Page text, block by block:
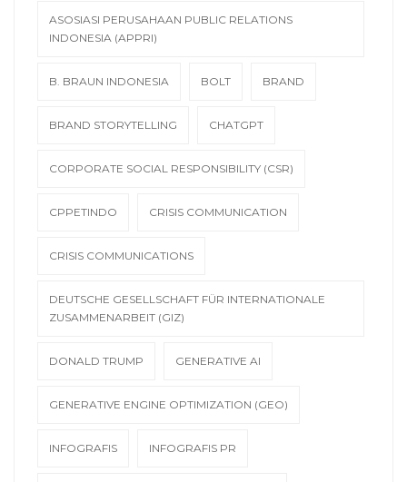
ASOSIASI PERUSAHAAN PUBLIC RELATIONS
INDONESIA (APPRI)
B. BRAUN INDONESIA BOLT BRAND
BRAND STORYTELLING CHATGPT
CORPORATE SOCIAL RESPONSIBILITY (CSR)
CPPETINDO CRISIS COMMUNICATION
CRISIS COMMUNICATIONS
DEUTSCHE GESELLSCHAFT FÜR INTERNATIONALE
ZUSAMMENARBEIT (GIZ)
DONALD TRUMP GENERATIVE AI
GENERATIVE ENGINE OPTIMIZATION (GEO)
INFOGRAFIS INFOGRAFIS PR